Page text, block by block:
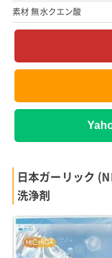
素材 無水クエン酸
日本ガーリック
洗浄剤